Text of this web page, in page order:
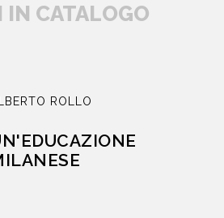
IN CATALOGO
ROLLO